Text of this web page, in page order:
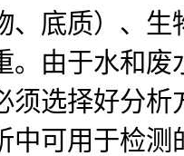
、底质）、
。由于水和
须选择好分析
中可用于检